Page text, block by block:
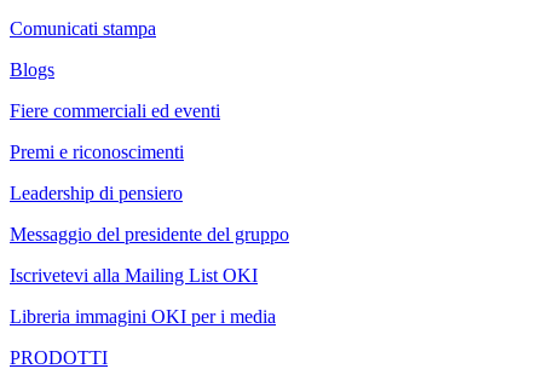
Comunicati stampa
Blogs
Fiere commerciali ed eventi
Premi e riconoscimenti
Leadership di pensiero
Messaggio del presidente del gruppo
Iscrivetevi alla Mailing List OKI
Libreria immagini OKI per i media
PRODOTTI